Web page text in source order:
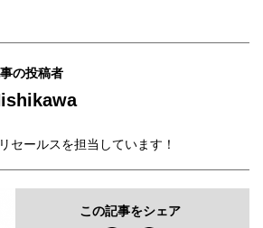
の投稿者
セールスを担当しています！
この記事をシェア